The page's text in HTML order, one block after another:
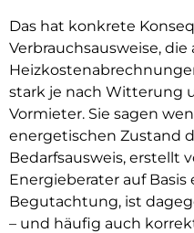
Das hat konkrete
Verbrauchsausweise, die
stark je nach Witterung
Vormieter. Sie sagen
energetischen Zustand
Bedarfsausweis, erstellt
Energieberater auf Basis
Begutachtung, ist
– und häufig auch